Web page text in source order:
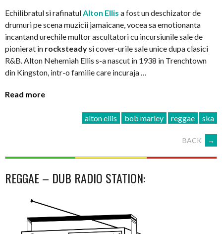
Echilibratul si rafinatulAlton Ellis a fost un deschizator de
drumuri pe scena muzicii jamaicane, vocea sa emotionanta
incantand urechile multor ascultatori cu incursiunile sale de
pionierat in rocksteadysi cover-urile sale unice dupa clasici
R&B. Alton Nehemiah Ellis s-a nascut in 1938 in Trenchtown
din Kingston, intr-o familie care incuraja …
Read more
alton ellis bob marley reggae ska
NAVIGATION
BACK →
REGGAE – DUB RADIO STATION: